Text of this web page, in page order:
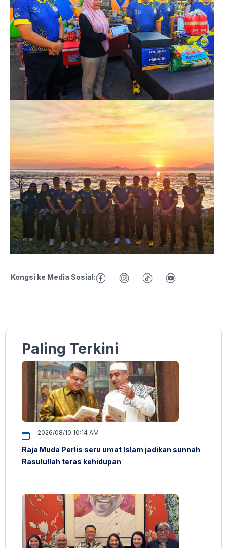
Kongsi ke Media Sosial:
Paling Terkini
2026/08/10 10:14 AM
Raja Muda Perlis seru umat Islam jadikan sunnah
Rasulullah teras kehidupan